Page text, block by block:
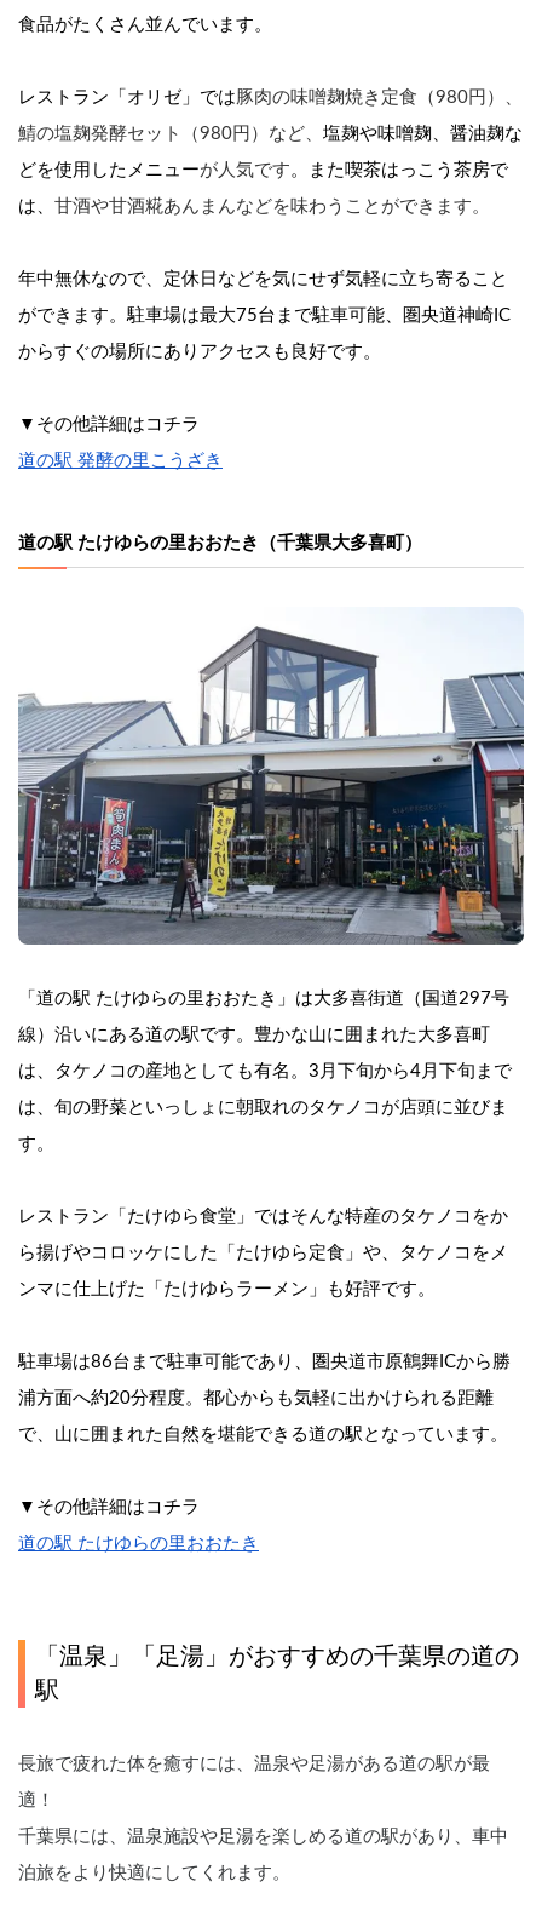
食品がたくさん並んでいます。
レストラン「オリゼ」では豚肉の味噌麹焼き定食（980円）、
鯖の塩麹発酵セット（980円）など、 塩麹や味噌麹、醤油麹な
どを使用したメニューが人気です。また喫茶はっこう茶房で
は、 甘酒や甘酒糀あんまんなどを味わうことができます。
年中無休なので、定休日などを気にせず気軽に立ち寄ること
ができます。駐車場は最大75台まで駐車可能、圏央道神崎IC
からすぐの場所にありアクセスも良好です。
▼その他詳細はコチラ
道の駅 発酵の里こうざき
道の駅 たけゆらの里おおたき（千葉県大多喜町）
「道の駅 たけゆらの里おおたき」は大多喜街道（国道297号
線）沿いにある道の駅です。豊かな山に囲まれた大多喜町
は、タケノコの産地としても有名。3月下旬から4月下旬まで
は、旬の野菜といっしょに朝取れのタケノコが店頭に並びま
す。
レストラン「たけゆら食堂」ではそんな特産のタケノコをか
ら揚げやコロッケにした「たけゆら定食」や、タケノコをメ
ンマに仕上げた「たけゆらラーメン」も好評です。
駐車場は86台まで駐車可能であり、圏央道市原鶴舞ICから勝
浦方面へ約20分程度。都心からも気軽に出かけられる距離
で、山に囲まれた自然を堪能できる道の駅となっています。
▼その他詳細はコチラ
道の駅 たけゆらの里おおたき
「温泉」「足湯」がおすすめの千葉県の道の
駅
長旅で疲れた体を癒すには、温泉や足湯がある道の駅が最
適！
千葉県には、温泉施設や足湯を楽しめる道の駅があり、車中
泊旅をより快適にしてくれます。